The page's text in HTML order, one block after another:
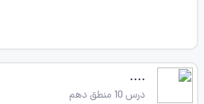
....
درس 10 منطق دهم